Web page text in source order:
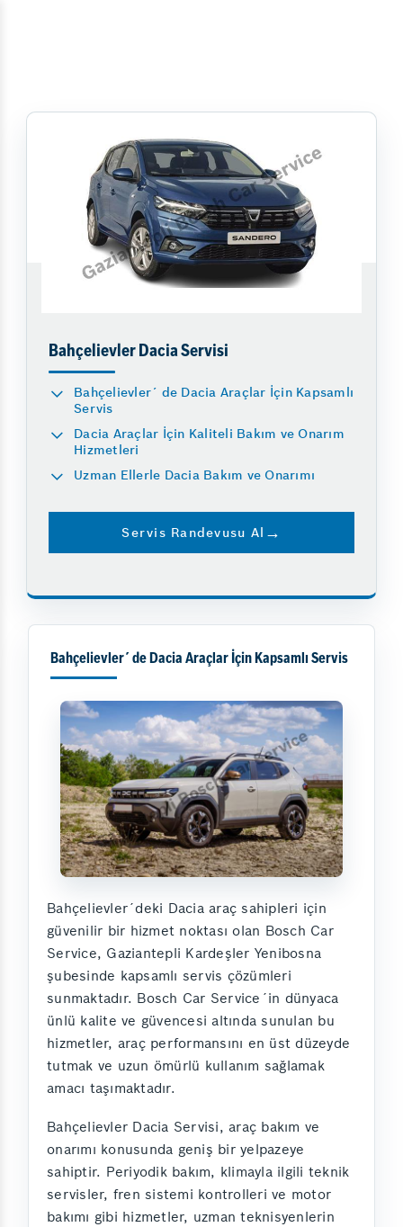
Bahçelievler Dacia Servisi
Bahçelievler´ de Dacia Araçlar İçin Kapsamlı
Servis
Dacia Araçlar İçin Kaliteli Bakım ve Onarım
Hizmetleri
Uzman Ellerle Dacia Bakım ve Onarımı
Servis Randevusu Al
Bahçelievler´ de Dacia Araçlar İçin Kapsamlı Servis
Bahçelievler´deki Dacia araç sahipleri için
güvenilir bir hizmet noktası olan Bosch Car
Service, Gaziantepli Kardeşler Yenibosna
şubesinde kapsamlı servis çözümleri
sunmaktadır. Bosch Car Service´in dünyaca
ünlü kalite ve güvencesi altında sunulan bu
hizmetler, araç performansını en üst düzeyde
tutmak ve uzun ömürlü kullanım sağlamak
amacı taşımaktadır.
Bahçelievler Dacia Servisi, araç bakım ve
onarımı konusunda geniş bir yelpazeye
sahiptir. Periyodik bakım, klimayla ilgili teknik
servisler, fren sistemi kontrolleri ve motor
bakımı gibi hizmetler, uzman teknisyenlerin